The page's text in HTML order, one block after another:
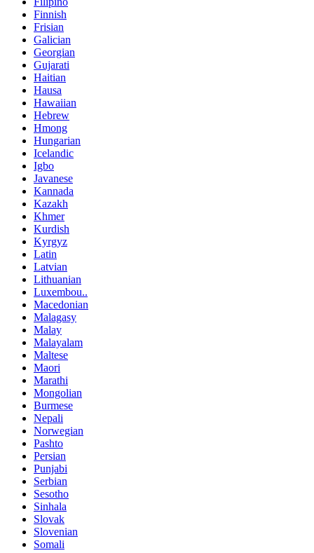
Finnish
Frisian
Galician
Georgian
Gujarati
Haitian
Hausa
Hawaiian
Hebrew
Hmong
Hungarian
Icelandic
Igbo
Javanese
Kannada
Kazakh
Khmer
Kurdish
Kyrgyz
Latin
Latvian
Lithuanian
Luxembou..
Macedonian
Malagasy
Malay
Malayalam
Maltese
Maori
Marathi
Mongolian
Burmese
Nepali
Norwegian
Pashto
Persian
Punjabi
Serbian
Sesotho
Sinhala
Slovak
Slovenian
Somali